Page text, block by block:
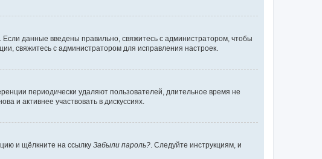
данные введены правильно, свяжитесь с администратором, чтобы
свяжитесь с администратором для исправления настроек.
периодически удаляют пользователей, длительное время не
и активнее участвовать в дискуссиях.
и щёлкните на ссылку Забыли пароль?. Следуйте инструкциям, и